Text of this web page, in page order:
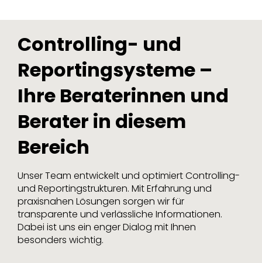
Controlling- und
Reportingsysteme –
Ihre Beraterinnen und
Berater in diesem
Bereich
Unser Team entwickelt und optimiert Controlling-
und Reportingstrukturen. Mit Erfahrung und
praxisnahen Lösungen sorgen wir für
transparente und verlässliche Informationen.
Dabei ist uns ein enger Dialog mit Ihnen
besonders wichtig.